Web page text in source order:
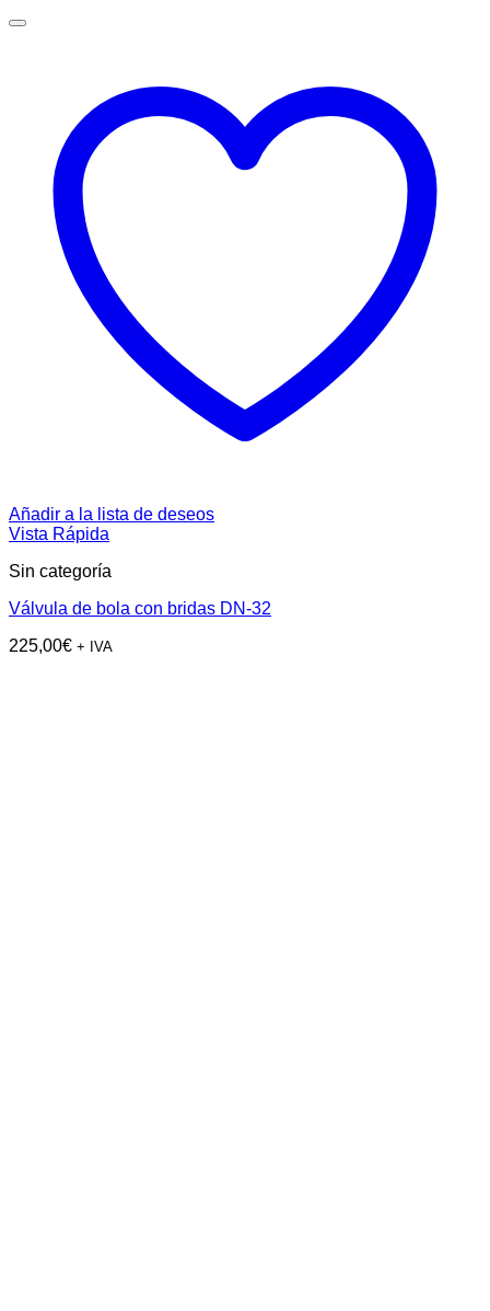
Añadir a la lista de deseos
Vista Rápida
Sin categoría
Válvula de bola con bridas DN-32
225,00€ + IVA